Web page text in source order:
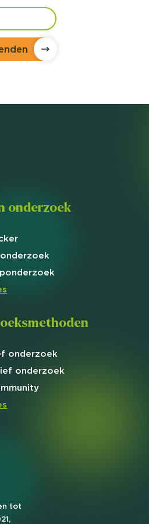
onderzoek
onderzoek
onderzoek
onderzoek
onderzoek
tot